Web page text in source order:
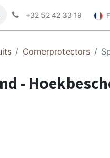
+32 52 42 33 19
Cornerprotectors
-